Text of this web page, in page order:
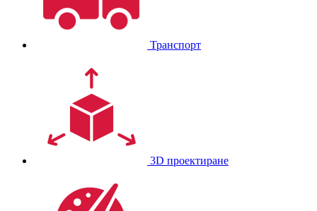
Транспорт
3D проектиране